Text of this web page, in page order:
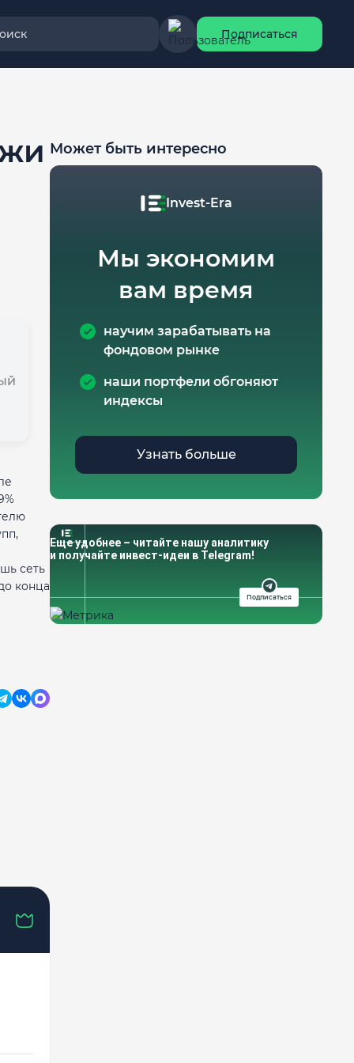
Подписаться
сеть
конца
Может быть интересно
Invest-Era
Мы экономим
вам время
научим зарабатывать на
фондовом рынке
наши портфели обгоняют
индексы
Узнать больше
Еще удобнее – читайте нашу аналитику
и получайте инвест-идеи в Telegram!
Подписаться